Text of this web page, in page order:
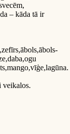
– kāda tā ir
veikalos.